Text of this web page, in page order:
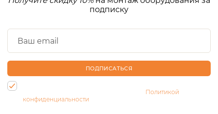
подписку
ПОДПИСАТЬСЯ
Политикой
конфиденциальности